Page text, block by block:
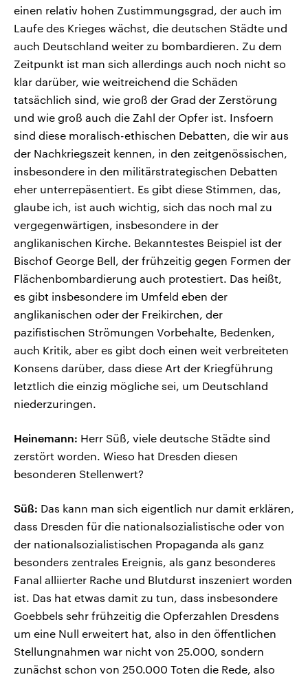
einen relativ hohen Zustimmungsgrad, der auch im
Laufe des Krieges wächst, die deutschen Städte und
auch Deutschland weiter zu bombardieren. Zu dem
Zeitpunkt ist man sich allerdings auch noch nicht so
klar darüber, wie weitreichend die Schäden
tatsächlich sind, wie groß der Grad der Zerstörung
und wie groß auch die Zahl der Opfer ist. Insfoern
sind diese moralisch-ethischen Debatten, die wir aus
der Nachkriegszeit kennen, in den zeitgenössischen,
insbesondere in den militärstrategischen Debatten
eher unterrepäsentiert. Es gibt diese Stimmen, das,
glaube ich, ist auch wichtig, sich das noch mal zu
vergegenwärtigen, insbesondere in der
anglikanischen Kirche. Bekanntestes Beispiel ist der
Bischof George Bell, der frühzeitig gegen Formen der
Flächenbombardierung auch protestiert. Das heißt,
es gibt insbesondere im Umfeld eben der
anglikanischen oder der Freikirchen, der
pazifistischen Strömungen Vorbehalte, Bedenken,
auch Kritik, aber es gibt doch einen weit verbreiteten
Konsens darüber, dass diese Art der Kriegführung
letztlich die einzig mögliche sei, um Deutschland
niederzuringen.
Heinemann: Herr Süß, viele deutsche Städte sind
zerstört worden. Wieso hat Dresden diesen
besonderen Stellenwert?
Süß: Das kann man sich eigentlich nur damit erklären,
dass Dresden für die nationalsozialistische oder von
der nationalsozialistischen Propaganda als ganz
besonders zentrales Ereignis, als ganz besonderes
Fanal alliierter Rache und Blutdurst inszeniert worden
ist. Das hat etwas damit zu tun, dass insbesondere
Goebbels sehr frühzeitig die Opferzahlen Dresdens
um eine Null erweitert hat, also in den öffentlichen
Stellungnahmen war nicht von 25.000, sondern
zunächst schon von 250.000 Toten die Rede, also